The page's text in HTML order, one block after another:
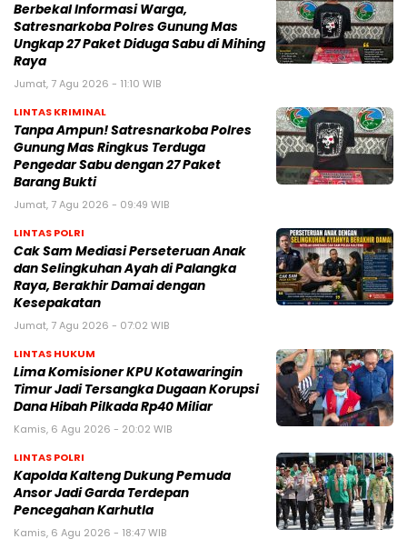
Berbekal Informasi Warga,
Satresnarkoba Polres Gunung Mas
Ungkap 27 Paket Diduga Sabu di Mihing
Raya
Jumat, 7 Agu 2026 - 11:10 WIB
LINTAS KRIMINAL
Tanpa Ampun! Satresnarkoba Polres
Gunung Mas Ringkus Terduga
Pengedar Sabu dengan 27 Paket
Barang Bukti
Jumat, 7 Agu 2026 - 09:49 WIB
LINTAS POLRI
Cak Sam Mediasi Perseteruan Anak
dan Selingkuhan Ayah di Palangka
Raya, Berakhir Damai dengan
Kesepakatan
Jumat, 7 Agu 2026 - 07:02 WIB
LINTAS HUKUM
Lima Komisioner KPU Kotawaringin
Timur Jadi Tersangka Dugaan Korupsi
Dana Hibah Pilkada Rp40 Miliar
Kamis, 6 Agu 2026 - 20:02 WIB
LINTAS POLRI
Kapolda Kalteng Dukung Pemuda
Ansor Jadi Garda Terdepan
Pencegahan Karhutla
Kamis, 6 Agu 2026 - 18:47 WIB